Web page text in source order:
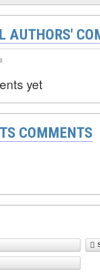
AUTHORS'
yet
COMMENTS